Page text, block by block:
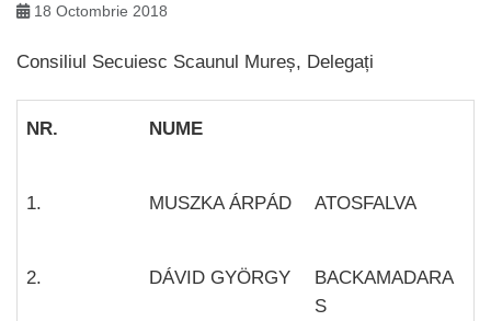
18 Octombrie 2018
Consiliul Secuiesc Scaunul Mureș, Delegați
NR. NUME
1. MUSZKA ÁRPÁD ATOSFALVA
2. DÁVID GYÖRGY
BACKAMADARA
S